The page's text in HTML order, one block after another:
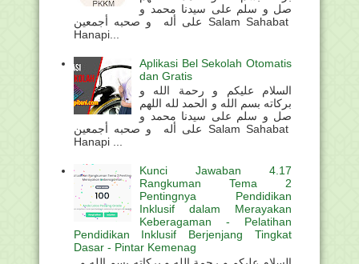
صل و سلم على سيدنا محمد و
على أله و صحبه أجمعين Salam Sahabat
Hanapi...
Aplikasi Bel Sekolah Otomatis
dan Gratis
السلام عليكم و رحمة الله و
بركاته بسم الله و الحمد لله اللهم
صل و سلم على سيدنا محمد و
على أله و صحبه أجمعين Salam Sahabat
Hanapi ...
Kunci Jawaban 4.17
Rangkuman Tema 2
Pentingnya Pendidikan
Inklusif dalam Merayakan
Keberagaman - Pelatihan
Pendidikan Inklusif Berjenjang Tingkat
Dasar - Pintar Kemenag